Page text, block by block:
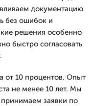
документацию
без ошибок и
решения особенно
быстро согласовать
от 10 процентов. Опыт
не менее 10 лет. Мы
заявки по